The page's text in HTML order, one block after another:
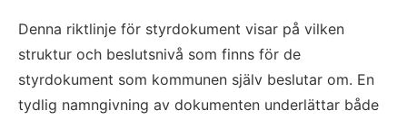
Denna riktlinje för styrdokument visar på vilken
struktur och beslutsnivå som finns för de
styrdokument som kommunen själv beslutar om. En
tydlig namngivning av dokumenten underlättar både